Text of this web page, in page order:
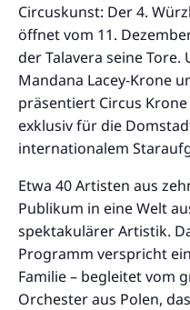
Circuskunst: Der 4.
öffnet vom 11.
der Talavera seine Tore.
Mandana Lacey-Krone
präsentiert Circus
exklusiv für die
internationalem
Etwa 40 Artisten aus
Publikum in eine Welt
spektakulärer Artistik.
Programm verspricht
Familie – begleitet vom
Orchester aus Polen,